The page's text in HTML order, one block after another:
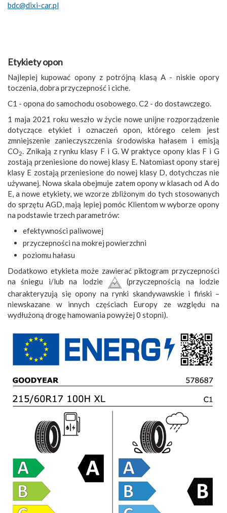
bdc@dixi-car.pl
Etykiety opon
Najlepiej kupować opony z potrójną klasą A - niskie opory
toczenia, dobra przyczepność i ciche.
C1 - opona do samochodu osobowego. C2 - do dostawczego.
1 maja 2021 roku weszło w życie nowe unijne rozporządzenie
dotyczące etykiet i oznaczeń opon, którego celem jest
zmniejszenie zanieczyszczenia środowiska hałasem i emisją
CO2. Znikają z rynku klasy F i G. W praktyce opony klas F i G
zostają przeniesione do nowej klasy E. Natomiast opony starej
klasy E zostają przeniesione do nowej klasy D, dotychczas nie
używanej. Nowa skala obejmuje zatem opony w klasach od A do
E, a nowe etykiety, we wzorze zbliżonym do tych stosowanych
do sprzętu AGD, mają lepiej pomóc Klientom w wyborze opony
na podstawie trzech parametrów:
efektywności paliwowej
przyczepności na mokrej powierzchni
poziomu hałasu
Dodatkowo etykieta może zawierać piktogram przyczepności
na śniegu i/lub na lodzie
(przyczepnością na lodzie
charakteryzują się opony na rynki skandywawskie i fiński –
niewskazane w innych częściach Europy ze względu na
wydłużoną drogę hamowania powyżej 0 stopni).